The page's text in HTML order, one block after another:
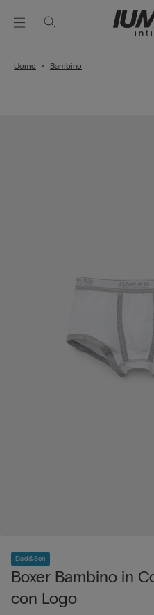
Uomo Bambino
Dad&Son
Boxer Bambino in
con Logo